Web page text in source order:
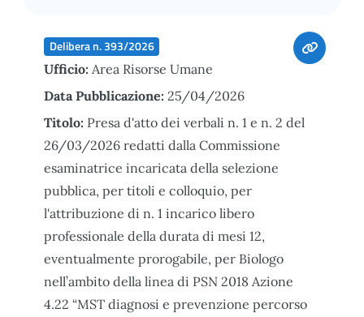
Delibera n. 393/2026
Ufficio: Area Risorse Umane
Data Pubblicazione: 25/04/2026
Titolo: Presa d'atto dei verbali n. 1 e n. 2 del
26/03/2026 redatti dalla Commissione
esaminatrice incaricata della selezione
pubblica, per titoli e colloquio, per
l'attribuzione di n. 1 incarico libero
professionale della durata di mesi 12,
eventualmente prorogabile, per Biologo
nell’ambito della linea di PSN 2018 Azione
4.22 “MST diagnosi e prevenzione percorso